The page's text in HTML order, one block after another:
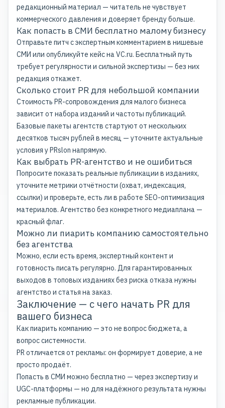
редакционный материал — читатель не чувствует
коммерческого давления и доверяет бренду больше.
Как попасть в СМИ бесплатно малому бизнесу
Отправьте питч с экспертным комментарием в нишевые
СМИ или опубликуйте кейс на VC.ru. Бесплатный путь
требует регулярности и сильной экспертизы — без них
редакция откажет.
Сколько стоит PR для небольшой компании
Стоимость PR-сопровождения для малого бизнеса
зависит от набора изданий и частоты публикаций.
Базовые пакеты агентств стартуют от нескольких
десятков тысяч рублей в месяц — уточните актуальные
условия у PRslon напрямую.
Как выбрать PR-агентство и не ошибиться
Попросите показать реальные публикации в изданиях,
уточните метрики отчётности (охват, индексация,
ссылки) и проверьте, есть ли в работе SEO-оптимизация
материалов. Агентство без конкретного медиаплана —
красный флаг.
Можно ли пиарить компанию самостоятельно
без агентства
Можно, если есть время, экспертный контент и
готовность писать регулярно. Для гарантированных
выходов в топовых изданиях без риска отказа нужны
агентство и статья на заказ.
Заключение — с чего начать PR для
вашего бизнеса
Как пиарить компанию — это не вопрос бюджета, а
вопрос системности.
PR отличается от рекламы: он формирует доверие, а не
просто продаёт.
Попасть в СМИ можно бесплатно — через экспертизу и
UGC-платформы — но для надёжного результата нужны
рекламные публикации.